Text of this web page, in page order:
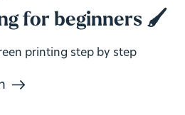
for beginners 🖌️
printing step by step